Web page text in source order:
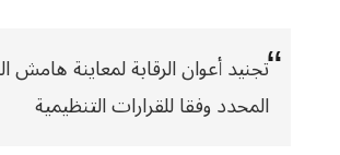
تجنيد أعوان الرقابة لمعاينة هامش
المحدد وفقا للقرارات التنظيمية